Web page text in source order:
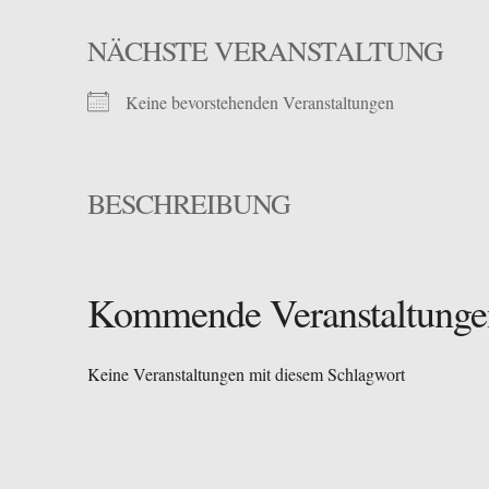
NÄCHSTE VERANSTALTUNG
Keine bevorstehenden Veranstaltungen
BESCHREIBUNG
Kommende
Keine Veranstaltungen mit diesem Schlagwort